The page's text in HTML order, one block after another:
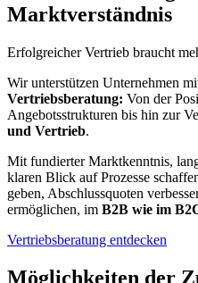
Marktverständnis
Erfolgreicher Vertrieb braucht
Wir unterstützen Unternehmen
Vertriebsberatung: Von der
Angebotsstrukturen bis hin zur
und Vertrieb.
Mit fundierter Marktkenntnis,
klaren Blick auf Prozesse
geben, Abschlussquoten
ermöglichen, im B2B wie im
Vertriebsberatung entdecken
Möglichkeiten der